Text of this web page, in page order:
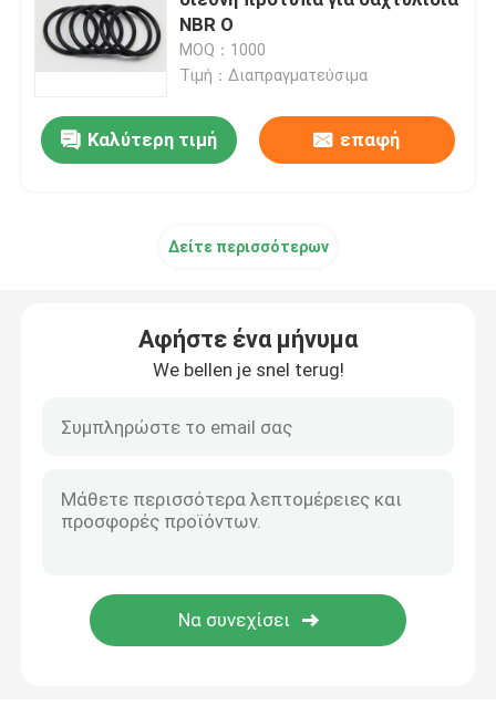
Δαχτυλίδια NBR Ο
Δαχτυλίδια FKM Ο
epdm δαχτυλίδια ο
Ντυμένο τεφλόν δαχτυλίδι Ο
NBR O
MOQ：1000
Τιμή：Διαπραγματεύσιμα
Καλύτερη τιμή επαφή
Δείτε περισσότερων
Αφήστε ένα μήνυμα
We bellen je snel terug!